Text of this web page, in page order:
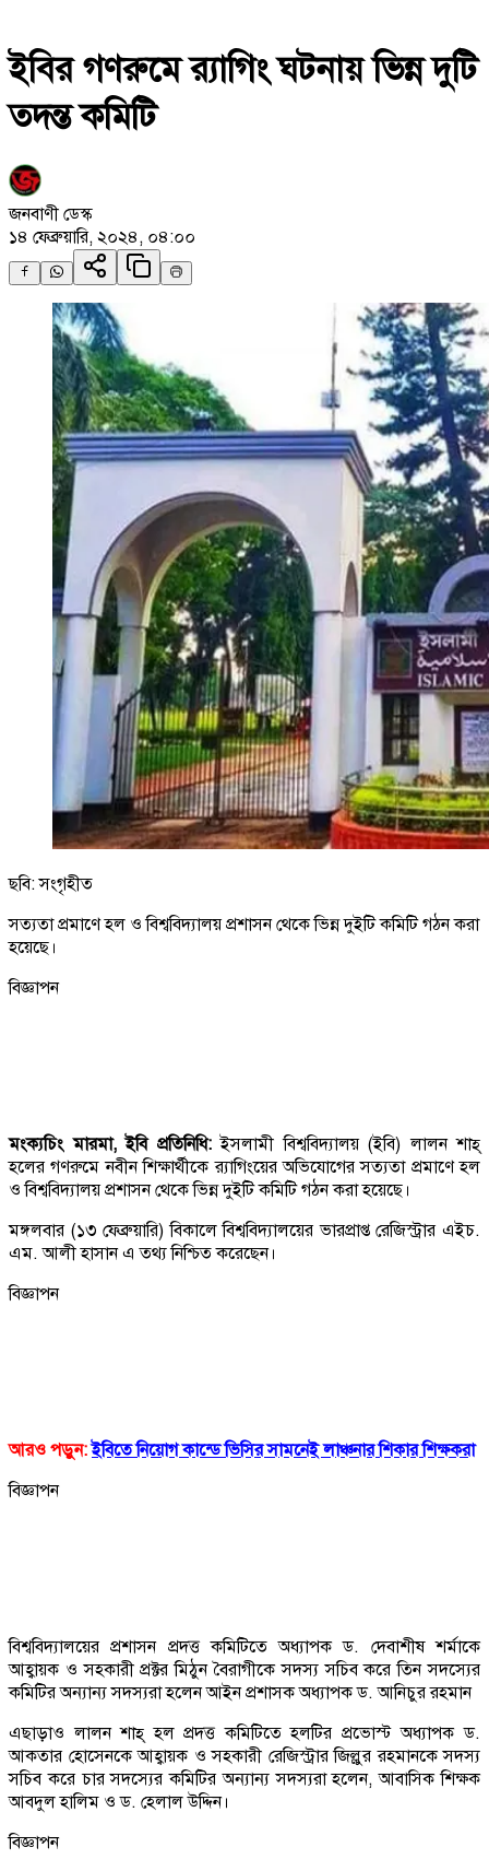
ইবির গণরুমে র‍্যাগিং ঘটনায় ভিন্ন দুটি
তদন্ত কমিটি
জনবাণী ডেস্ক
১৪ ফেব্রুয়ারি, ২০২৪, ০৪:০০
ছবি: সংগৃহীত
সত্যতা প্রমাণে হল ও বিশ্ববিদ্যালয় প্রশাসন থেকে ভিন্ন দুইটি কমিটি গঠন করা
হয়েছে।
বিজ্ঞাপন
মংক্যচিং মারমা, ইবি প্রতিনিধি:ইসলামী বিশ্ববিদ্যালয় (ইবি) লালন শাহ্
হলের গণরুমে নবীন শিক্ষার্থীকে র‍্যাগিংয়ের অভিযোগের সত্যতা প্রমাণে হল
ও বিশ্ববিদ্যালয় প্রশাসন থেকে ভিন্ন দুইটি কমিটি গঠন করা হয়েছে।
মঙ্গলবার (১৩ ফেব্রুয়ারি) বিকালে বিশ্ববিদ্যালয়ের ভারপ্রাপ্ত রেজিস্ট্রার এইচ.
এম. আলী হাসান এ তথ্য নিশ্চিত করেছেন।
বিজ্ঞাপন
আরও পড়ুন: ইবিতে নিয়োগ কান্ডে ভিসির সামনেই লাঞ্চনার শিকার শিক্ষকরা
বিজ্ঞাপন
বিশ্ববিদ্যালয়ের প্রশাসন প্রদত্ত কমিটিতে অধ্যাপক ড. দেবাশীষ শর্মাকে
আহ্বায়ক ও সহকারী প্রক্টর মিঠুন বৈরাগীকে সদস্য সচিব করে তিন সদস্যের
কমিটির অন্যান্য সদস্যরা হলেন আইন প্রশাসক অধ্যাপক ড. আনিচুর রহমান
এছাড়াও লালন শাহ্ হল প্রদত্ত কমিটিতে হলটির প্রভোস্ট অধ্যাপক ড.
আকতার হোসেনকে আহ্বায়ক ও সহকারী রেজিস্ট্রার জিল্লুর রহমানকে সদস্য
সচিব করে চার সদস্যের কমিটির অন্যান্য সদস্যরা হলেন, আবাসিক শিক্ষক
আবদুল হালিম ও ড. হেলাল উদ্দিন।
বিজ্ঞাপন